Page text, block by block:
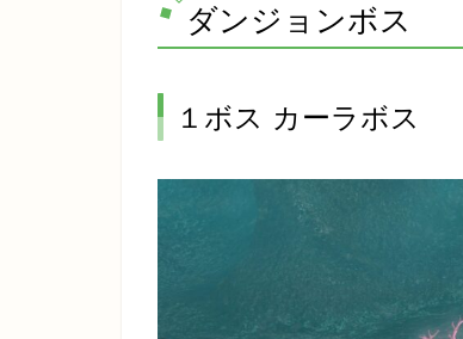
ダンジョンボス
１ボス カーラボス